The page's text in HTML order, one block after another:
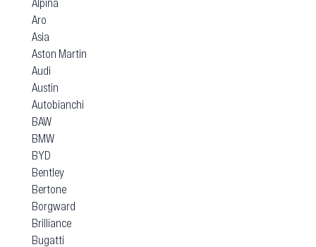
Aro
Asia
Aston Martin
Audi
Austin
Autobianchi
BAW
BMW
BYD
Bentley
Bertone
Borgward
Brilliance
Bugatti